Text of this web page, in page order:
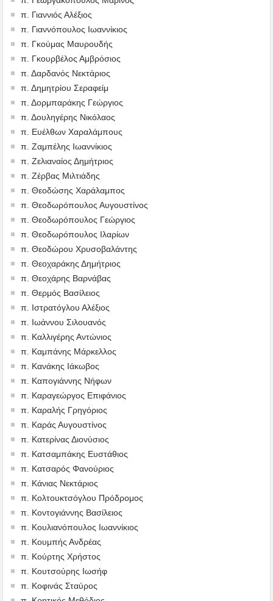
π. Γιαννιός Αλέξιος
π. Γιαννόπουλος Ιωαννίκιος
π. Γκούμας Μαυρουδής
π. Γκουρβέλος Αμβρόσιος
π. Δαρδανός Νεκτάριος
π. Δημητρίου Σεραφείμ
π. Δορμπαράκης Γεώργιος
π. Δουληγέρης Νικόλαος
π. Ευέλθων Χαραλάμπους
π. Ζαμπέλης Ιωαννίκιος
π. Ζελιαναίος Δημήτριος
π. Ζέρβας Μιλτιάδης
π. Θεοδώσης Χαράλαμπος
π. Θεοδωρόπουλος Αυγουστίνος
π. Θεοδωρόπουλος Γεώργιος
π. Θεοδωρόπουλος Ιλαρίων
π. Θεοδώρου Χρυσοβαλάντης
π. Θεοχαράκης Δημήτριος
π. Θεοχάρης Βαρνάβας
π. Θερμός Βασίλειος
π. Ιστρατόγλου Αλέξιος
π. Ιωάννου Σιλουανός
π. Καλλιγέρης Αντώνιος
π. Καμπάνης Μάρκελλος
π. Κανάκης Ιάκωβος
π. Καπογιάννης Νήφων
π. Καραγεώργος Επιφάνιος
π. Καραλής Γρηγόριος
π. Καράς Αυγουστίνος
π. Κατερίνας Διονύσιος
π. Κατσαμπάκης Ευστάθιος
π. Κατσαρός Φανούριος
π. Κάνιας Νεκτάριος
π. Κολτουκτσόγλου Πρόδρομος
π. Κοντογιάννης Βασίλειος
π. Κουλιανόπουλος Ιωαννίκιος
π. Κουμπής Ανδρέας
π. Κούρτης Χρήστος
π. Κουτσούρης Ιωσήφ
π. Κοφινάς Σταύρος